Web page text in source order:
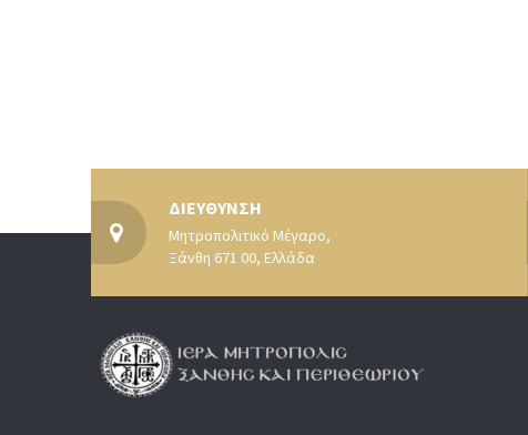
ΔΙΕΥΘΥΝΣΗ
Μητροπολιτικό Μέγαρο,
Ξάνθη 671 00, Ελλάδα